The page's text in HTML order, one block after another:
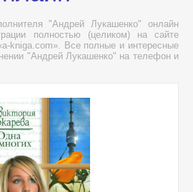
"Андрей Лукашенко" онлайн
полностью (целиком) на сайте
kniga.com». Все полные и интересные
"Андрей Лукашенко" на телефон и